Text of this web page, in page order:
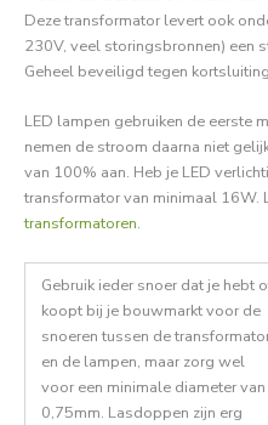
Deze transformator levert ook
230V, veel storingsbronnen) een
Geheel beveiligd tegen
LED lampen gebruiken de eerste
nemen de stroom daarna niet
van 100% aan. Heb je LED
transformator van minimaal 16W.
transformatoren.
Gebruik ieder snoer dat je hebt
koopt bij je bouwmarkt voor de
snoeren tussen de
en de lampen, maar zorg wel
voor een minimale diameter van
0,75mm. Lasdoppen zijn erg